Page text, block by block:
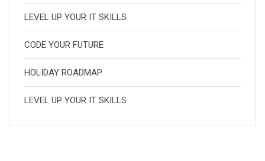
LEVEL UP YOUR IT SKILLS
CODE YOUR FUTURE
HOLIDAY ROADMAP
LEVEL UP YOUR IT SKILLS